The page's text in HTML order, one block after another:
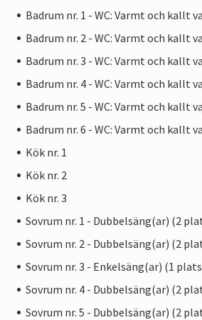
och efter midnatt kan du njuta av
nattbarerna och diskoteken.
Badrum nr. 1 - WC: Varmt och kallt
Badrum nr. 2 - WC: Varmt och kallt
Badrum nr. 3 - WC: Varmt och kallt
Badrum nr. 4 - WC: Varmt och kallt
Badrum nr. 5 - WC: Varmt och kallt
Badrum nr. 6 - WC: Varmt och kallt
Kök nr. 1
Kök nr. 2
Kök nr. 3
Sovrum nr. 1 - Dubbelsäng(ar) (2
Sovrum nr. 2 - Dubbelsäng(ar) (2
Sovrum nr. 3 - Enkelsäng(ar) (1
Sovrum nr. 4 - Dubbelsäng(ar) (2
Sovrum nr. 5 - Dubbelsäng(ar) (2